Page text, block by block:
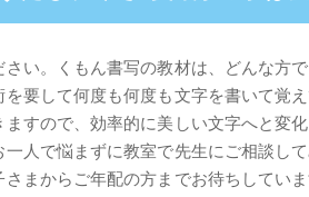
さい。くもん書写の教材は、どんな方
を要して何度も何度も文字を書いて覚
ますので、効率的に美しい文字へと変化
一人で悩まずに教室で先生にご相談して
まからご年配の方までお待ちしていま